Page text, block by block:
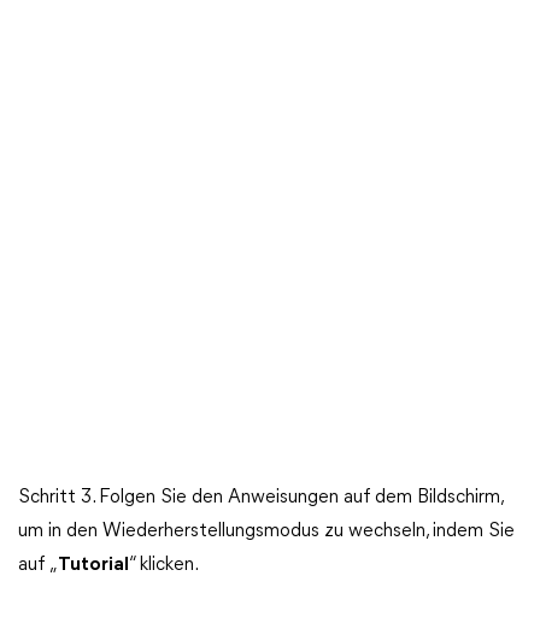
Schritt 3. Folgen Sie den Anweisungen auf dem Bildschirm,
um in den Wiederherstellungsmodus zu wechseln, indem Sie
auf „Tutorial “ klicken.